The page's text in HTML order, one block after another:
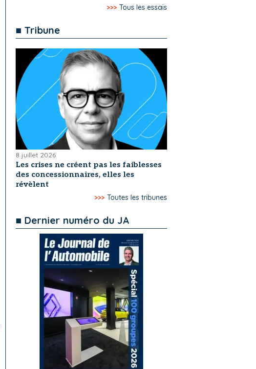
>>> Tous les essais
■ Tribune
8 juillet 2026
Les crises ne créent pas les faiblesses
des concessionnaires, elles les
révèlent
>>> Toutes les tribunes
■ Dernier numéro du JA